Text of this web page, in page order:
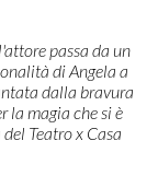
passa da un
di Angela a
dalla bravura
la magia che si è
Teatro x Casa